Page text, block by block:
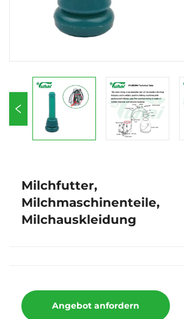
Milchfutter,
Milchmaschinenteile,
Milchauskleidung
Angebot anfordern